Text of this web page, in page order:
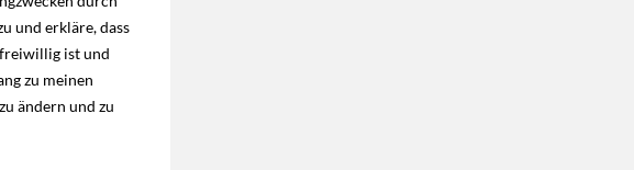
und erkläre, dass
ist und
zu meinen
ändern und zu